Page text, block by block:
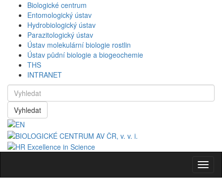
Biologické centrum
Entomologický ústav
Hydrobiologický ústav
Parazitologický ústav
Ústav molekulární biologie rostlin
Ústav půdní biologie a biogeochemie
THS
INTRANET
Vyhledat